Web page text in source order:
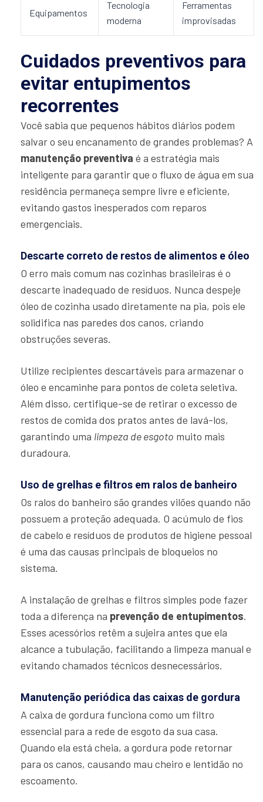
Equipamentos
Tecnologia
moderna
Ferramentas
improvisadas
Cuidados preventivos para
evitar entupimentos
recorrentes
Você sabia que pequenos hábitos diários podem
salvar o seu encanamento de grandes problemas? A
manutenção preventiva é a estratégia mais
inteligente para garantir que o fluxo de água em sua
residência permaneça sempre livre e eficiente,
evitando gastos inesperados com reparos
emergenciais.
Descarte correto de restos de alimentos e óleo
O erro mais comum nas cozinhas brasileiras é o
descarte inadequado de resíduos. Nunca despeje
óleo de cozinha usado diretamente na pia, pois ele
solidifica nas paredes dos canos, criando
obstruções severas.
Utilize recipientes descartáveis para armazenar o
óleo e encaminhe para pontos de coleta seletiva.
Além disso, certifique-se de retirar o excesso de
restos de comida dos pratos antes de lavá-los,
garantindo uma limpeza de esgoto muito mais
duradoura.
Uso de grelhas e filtros em ralos de banheiro
Os ralos do banheiro são grandes vilões quando não
possuem a proteção adequada. O acúmulo de fios
de cabelo e resíduos de produtos de higiene pessoal
é uma das causas principais de bloqueios no
sistema.
A instalação de grelhas e filtros simples pode fazer
toda a diferença na prevenção de entupimentos.
Esses acessórios retêm a sujeira antes que ela
alcance a tubulação, facilitando a limpeza manual e
evitando chamados técnicos desnecessários.
Manutenção periódica das caixas de gordura
A caixa de gordura funciona como um filtro
essencial para a rede de esgoto da sua casa.
Quando ela está cheia, a gordura pode retornar
para os canos, causando mau cheiro e lentidão no
escoamento.